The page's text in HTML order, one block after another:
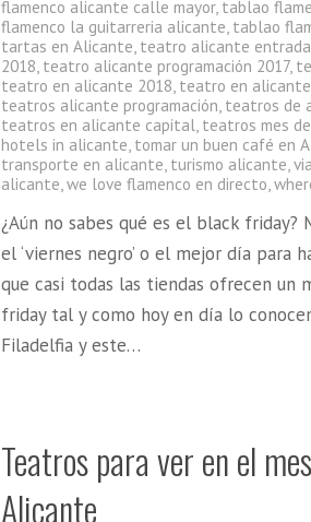
flamenco alicante calle mayor, tablao
flamenco la guitarreria alicante, tablao
tartas en Alicante, teatro alicante
2018, teatro alicante programación 2017,
teatro en alicante 2018, teatro en
teatros alicante programación, teatros de
teatros en alicante capital, teatros mes
hotels in alicante, tomar un buen café en
transporte en alicante, turismo alicante,
alicante,we love flamenco en directo,
¿Aún no sabes qué es el black friday?
el ‘viernes negro’ o el mejor día para
que casi todas las tiendas ofrecen un
friday tal y como hoy en día lo
Filadelfia y este…
Teatros para ver en el
Alicante